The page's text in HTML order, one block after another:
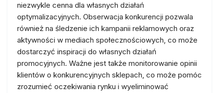
niezwykle cenna dla własnych działań
optymalizacyjnych. Obserwacja konkurencji pozwala
również na śledzenie ich kampanii reklamowych oraz
aktywności w mediach społecznościowych, co może
dostarczyć inspiracji do własnych działań
promocyjnych. Ważne jest także monitorowanie opinii
klientów o konkurencyjnych sklepach, co może pomóc
zrozumieć oczekiwania rynku i wyeliminować